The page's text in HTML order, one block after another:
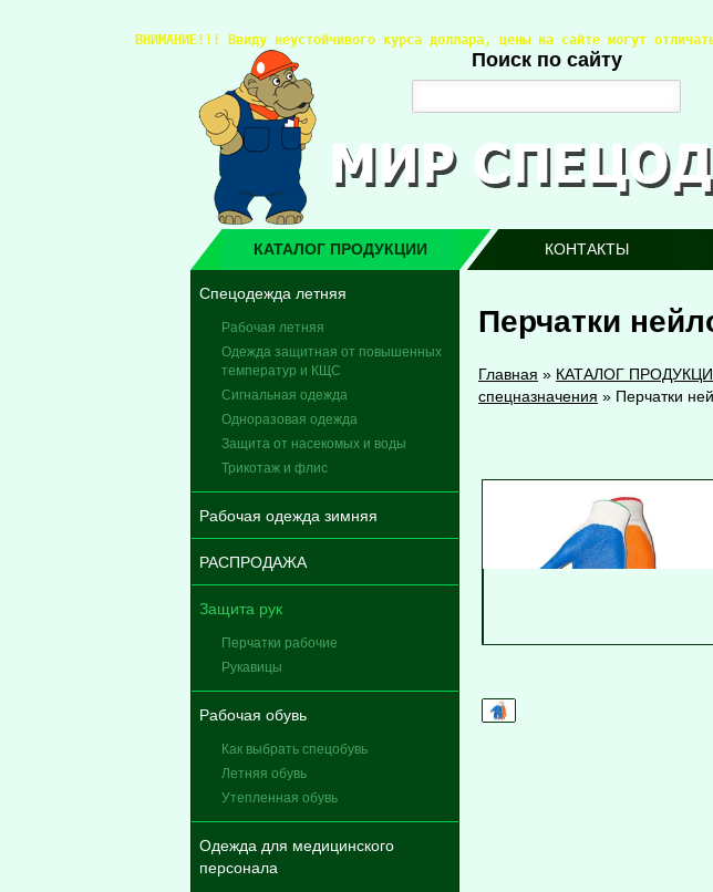
Поиск по сайту
ВНИМАНИЕ!!! Ввиду неустойчивого курса доллара, цены на сайте могут
КАТАЛОГ ПРОДУКЦИИ КОНТАКТЫ
Спецодежда летняя
Рабочая летняя
Одежда защитная от повышенных
температур и КЩС
Сигнальная одежда
Одноразовая одежда
Защита от насекомых и воды
Трикотаж и флис
Рабочая одежда зимняя
РАСПРОДАЖА
Защита рук
Перчатки рабочие
Рукавицы
Рабочая обувь
Как выбрать спецобувь
Летняя обувь
Утепленная обувь
Одежда для медицинского
персонала
Перчатки
Главная » КАТАЛОГ
спецназначения » Перчатки